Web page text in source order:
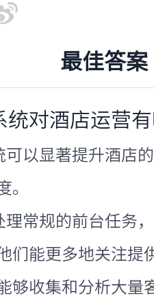
最佳答案
统对酒店运营
以显著提升酒店
。
常规的前台任务
们能更多地关注提
够收集和分析大量